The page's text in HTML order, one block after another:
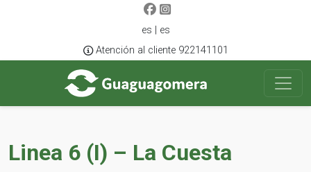
es | es
Atención al cliente 922141101
Linea 6 (I) – La Cuesta